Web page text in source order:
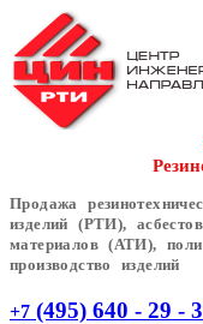
Продажа
изделий (РТИ),
материалов (АТИ),
производство изделий
+7 (495) 640 - 29 -